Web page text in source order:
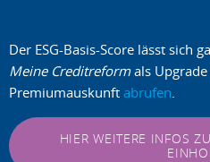
Der ESG-Basis-Score lässt sich
Meine Creditreformals
Premiumauskunft abrufen.
HIER WEITERE INFOS